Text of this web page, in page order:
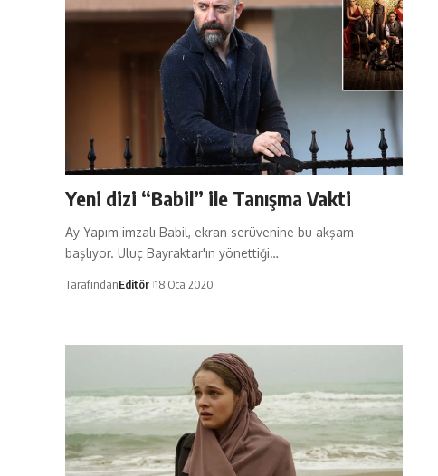
Yeni dizi “Babil” ile Tanışma Vakti
Ay Yapım imzalı Babil, ekran serüvenine bu akşam
başlıyor. Uluç Bayraktar'ın yönettiği…
TarafındanEditör 18 Oca 2020